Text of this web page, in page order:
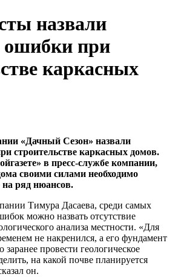
назвали
при
каркасных
«Дачный Сезон» назвали
строительстве каркасных домов.
в пресс-службе компании,
своими силами необходимо
ряд нюансов.
Тимура Дасаева, среди самых
можно назвать отсутствие
анализа местности. «Для
не накренился, а его фундамент
провести геологическое
на какой почве планируется
он.